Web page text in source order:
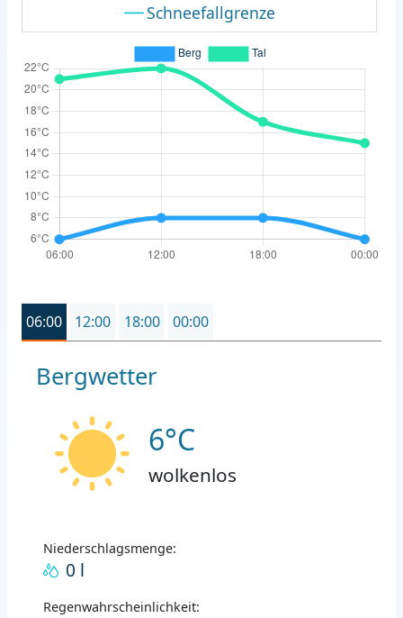
Schneefallgrenze
06:00 12:00 18:00 00:00
Bergwetter
6°C
wolkenlos
Niederschlagsmenge:
0 l
Regenwahrscheinlichkeit: